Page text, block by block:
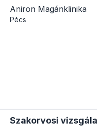
Aniron Magánklinika
Pécs
Szakorvosi